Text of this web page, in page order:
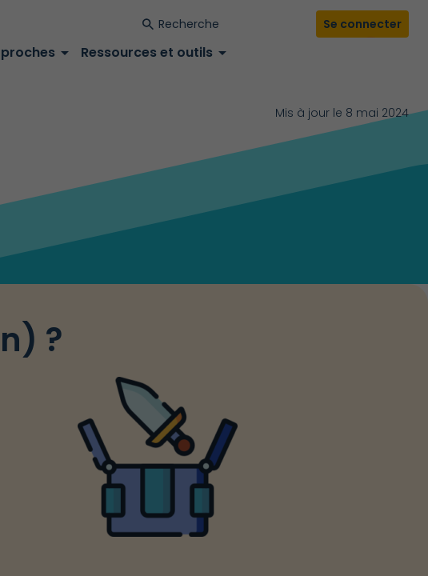
Se connecter
arrow_drop_down Ressources et outils arrow_drop_down
Mis à jour le 8 mai 2024
?